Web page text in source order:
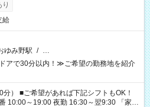
給
ゆみ野駅 / …
アで30分以内！≫ご希望の勤務地を紹介
トもOK！
～19:00 夜勤 16:30～翌9:30 「家族